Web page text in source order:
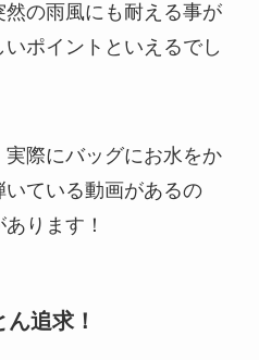
の雨風にも耐える事が
ポイントといえるでし
際にバッグにお水をか
ている動画があるの
ります！
追求！